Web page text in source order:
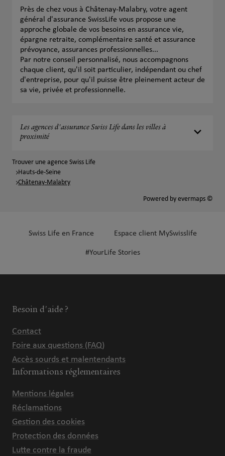
Près de chez vous à Châtenay-Malabry, votre agent
général d'assurance SwissLife vous propose une
approche globale de vos besoins en assurance vie,
épargne retraite, complémentaire santé et assurance
prévoyance, assurances professionnelles...
Par notre conseil personnalisé, nous accompagnons
chaque client, qu'il soit particulier, indépendant ou chef
d'entreprise, pour qu'il puisse être pleinement acteur de
sa vie, privée et professionnelle.
Les agences d'assurance Swiss Life dans les villes à
proximité
Trouver une agence Swiss Life
Hauts-de-Seine
Châtenay-Malabry
Powered by evermaps ©
Swiss Life en France Espace client MySwisslife
#YourLife Stories
Besoin d'aide ?
Contact
Foire aux questions (FAQ)
Accès sourds et malentendants
Informations réglementaires
Mentions légales
Réclamations
Gestion des cookies
Protection des données
Lutte contre la fraude